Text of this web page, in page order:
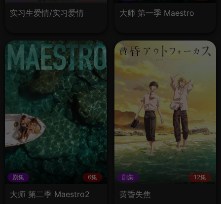
实习生爱情/实习爱情 大师 第一季 Maestro
剧集 6集
大师 第二季 Maestro2
剧集 12集
黄昏失焦